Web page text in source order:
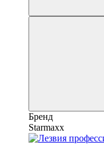
Бренд
Starmaxx